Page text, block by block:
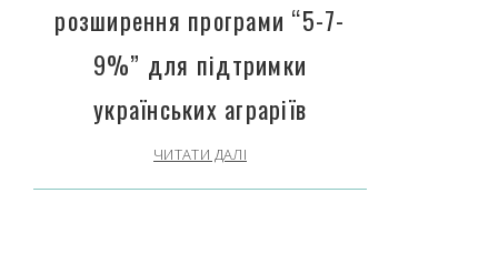
розширення програми “5-7-
9%” для підтримки
українських аграріїв
ЧИТАТИ ДАЛІ